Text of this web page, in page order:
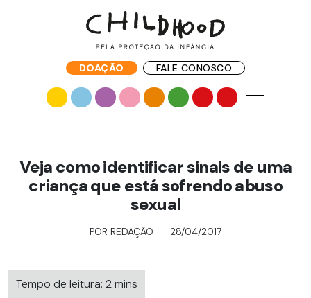
DOAÇÃO FALE CONOSCO
Veja como identificar sinais de uma
criança que está sofrendo abuso
sexual
POR REDAÇÃO 28/04/2017
Tempo de leitura: 2 mins